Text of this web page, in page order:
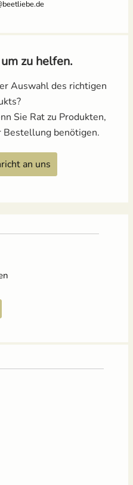
zu helfen.
Auswahl des richtigen
Sie Rat zu Produkten,
benötigen.
an uns